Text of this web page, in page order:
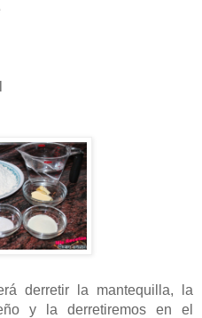
derretir la mantequilla, la
y la derretiremos en el